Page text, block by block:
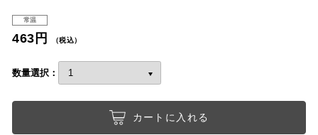
常温
463円 （税込）
数量選択：
カートに入れる